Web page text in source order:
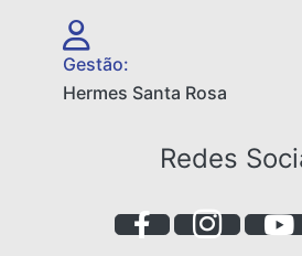
Gestão:
Hermes Santa Rosa
Redes